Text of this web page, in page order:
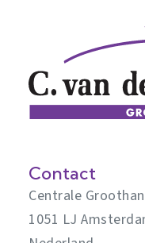
Contact
Centrale
1051 LJ